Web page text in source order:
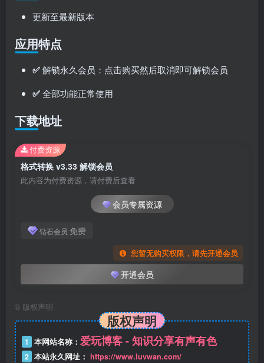
更新至最新版本
应用特点
✅解锁永久会员：点击购买然后取消即可解锁会员
✅全部功能正常使用
下载地址
格式转换 v3.33 解锁会员
此内容为付费资源，请付费后查看
会员专属资源
钻石会员 免费
您暂无购买权限，请先开通会员
开通会员
付费资源
© 版权声明
版权声明
1 本网站名称： 爱玩博客 - 知识分享有声有色
2 本站永久网址： https://www.luvwan.com/